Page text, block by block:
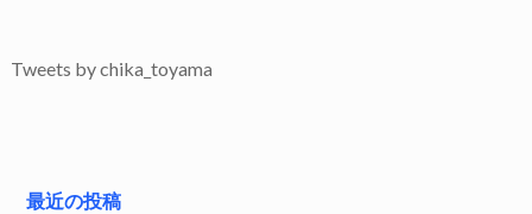
Tweets by chika_toyama
最近の投稿